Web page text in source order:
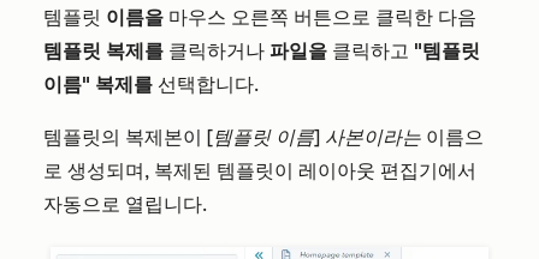
템플릿 이름을 마우스 오른쪽 버튼으로 클릭한 다음
템플릿 복제를 클릭하거나 파일을 클릭하고 "템플릿
이름" 복제를 선택합니다.
템플릿의 복제본이 [템플릿 이름] 사본이라는 이름으
로 생성되며, 복제된 템플릿이 레이아웃 편집기에서
자동으로 열립니다.